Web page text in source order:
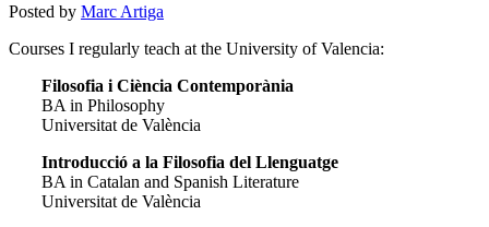
Posted by Marc Artiga
Courses I regularly teach at the University of Valencia:
Filosofia i Ciència Contemporània
BA in Philosophy
Universitat de València
Introducció a la Filosofia del Llenguatge
BA in Catalan and Spanish Literature
Universitat de València